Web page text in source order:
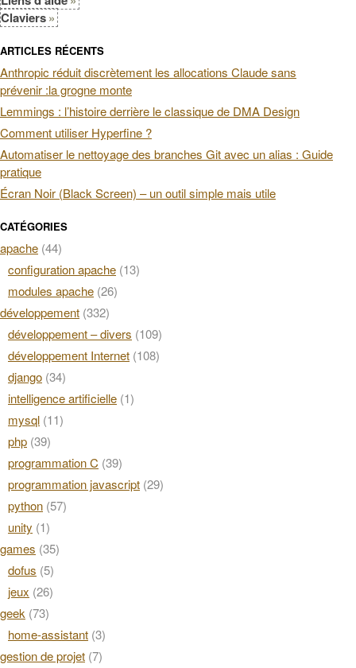
Claviers
ARTICLES RÉCENTS
Anthropic réduit discrètement les allocations Claude sans
prévenir :la grogne monte
Lemmings : l’histoire derrière le classique de DMA Design
Comment utiliser Hyperfine ?
Automatiser le nettoyage des branches Git avec un alias : Guide
pratique
Écran Noir (Black Screen) – un outil simple mais utile
CATÉGORIES
apache (44)
configuration apache (13)
modules apache (26)
développement (332)
développement – divers (109)
développement Internet (108)
django (34)
intelligence artificielle (1)
mysql (11)
php (39)
programmation C (39)
programmation javascript (29)
python (57)
unity (1)
games (35)
dofus (5)
jeux (26)
geek (73)
home-assistant (3)
gestion de projet (7)